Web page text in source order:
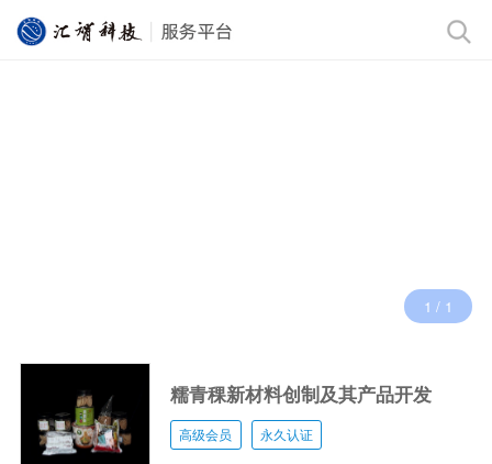
1 / 1
糯青稞新材料创制及其产品开发
高级会员 永久认证